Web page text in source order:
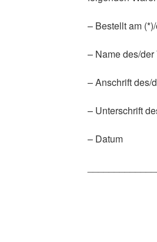
– Bestellt am
– Name des/
– Anschrift des/
– Unterschrift
– Datum